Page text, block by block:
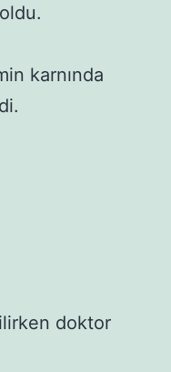
karnında
doktor